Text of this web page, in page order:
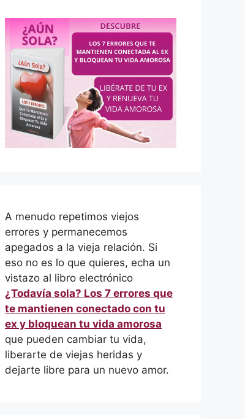
A menudo repetimos viejos
errores y permanecemos
apegados a la vieja relación. Si
eso no es lo que quieres, echa un
vistazo al libro electrónico
¿Todavía sola? Los 7 errores que
te mantienen conectado con tu
ex y bloquean tu vida amorosa
que pueden cambiar tu vida,
liberarte de viejas heridas y
dejarte libre para un nuevo amor.